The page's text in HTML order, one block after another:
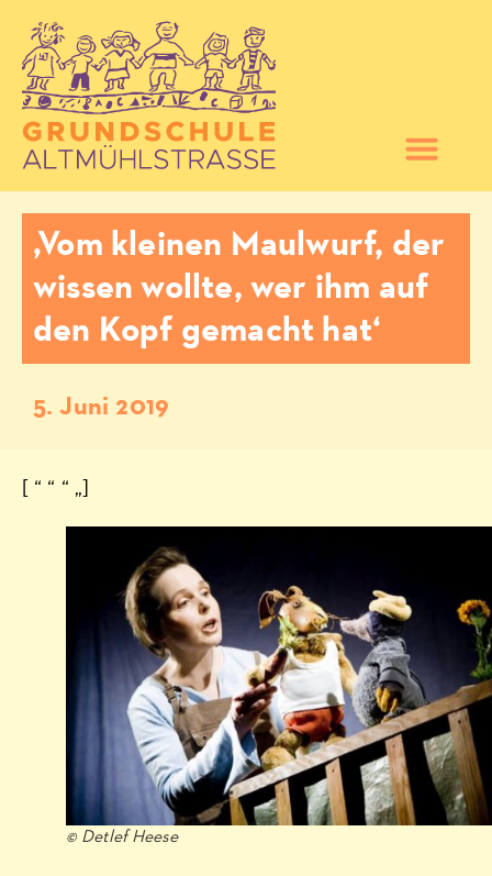
‚Vom kleinen Maulwurf, der
wissen wollte, wer ihm auf
den Kopf gemacht hat‘
5. Juni 2019
[ “ “ “ „]
© Detlef Heese